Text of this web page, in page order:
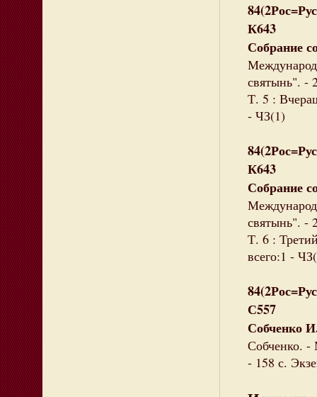
К643
Собрание
святынь". -
Т. 5 :
- ЧЗ(1)
К643
Собрание
святынь". -
Т. 6 :
всего:1 -
С557
Собченко
Собченко. -
- 158 с.